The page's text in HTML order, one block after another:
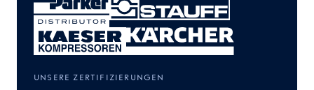
UNSERE ZERTIFIZIERUNGEN